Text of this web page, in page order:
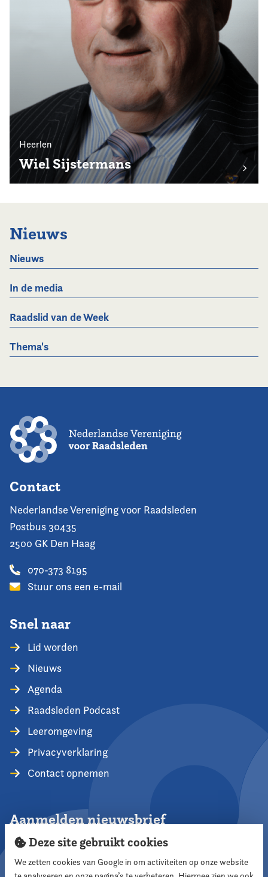
Heerlen
Wiel Sijstermans
Nieuws
Nieuws
In de media
Raadslid van de Week
Thema's
Contact
Nederlandse Vereniging voor Raadsleden
Postbus 30435
2500 GK Den Haag
070-373 8195
Stuur ons een e-mail
Snel naar
Lid worden
Nieuws
Agenda
Raadsleden Podcast
Leeromgeving
Privacyverklaring
Contact opnemen
Aanmelden nieuwsbrief
Deze site gebruikt cookies
We zetten cookies van Google in om activiteiten op onze website